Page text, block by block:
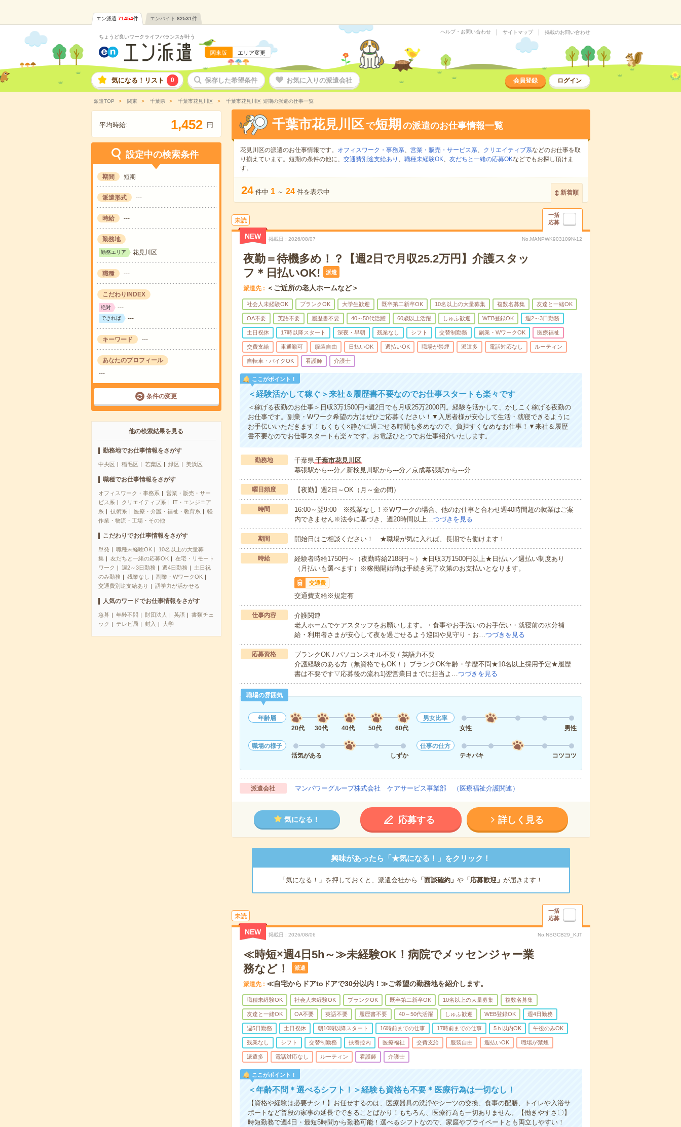
エン派遣 71454件 エンバイト 82531件
ちょうど良いワークライフバランスが叶う
関東版 エリア変更
ヘルプ・お問い合わせ サイトマップ 掲載のお問い合わせ
気になる！リスト 0 保存した希望条件 お気に入りの派遣会社 会員登録 ログイン
派遣TOP 関東 千葉県 千葉市花見川区 千葉市花見川区 短期の派遣の仕事一覧
平均時給: 1,452 円
設定中の検索条件
期間 短期
派遣形式 ---
時給 ---
勤務地
勤務エリア 花見川区
職種 ---
こだわりINDEX
絶対 ---
できれば ---
キーワード ---
あなたのプロフィール
---
条件の変更
他の検索結果を見る
勤務地でお仕事情報をさがす
中央区 稲毛区 若葉区 緑区 美浜区
職種でお仕事情報をさがす
オフィスワーク・事務系
営業・販売・サー
ビス系
クリエイティブ系
IT・エンジニア
系
技術系 医療・介護・福祉・教育系
軽
作業・物流・工場・その他
こだわりでお仕事情報をさがす
単発 職種未経験OK
10名以上の大量募
集
友だちと一緒の応募OK
在宅・リモート
ワーク
週2～3日勤務 週4日勤務
土日祝
のみ勤務
残業なし
副業・WワークOK
交通費別途支給あり
語学力が活かせる
人気のワードでお仕事情報をさがす
急募 年齢不問 財団法人 英語
書類チェ
ック
テレビ局 封入 大学
千葉市花見川区 で短期 の派遣のお仕事情報一覧
花見川区の派遣のお仕事情報です。 オフィスワーク・事務系、 営業・販売・サービス系、 クリエイティブ系などのお仕事を取
り揃えています。短期の条件の他に、 交通費別途支給あり 、 職種未経験OK、 友だちと一緒の応募OKなどでもお探し頂けま
す。
24 件中 1 ～ 24 件を表示中 新着順
未読
一括
応募
NEW 掲載日 2026/08/07 No.MANPWK903109N-12
夜勤＝待機多め！？【週2日で月収25.2万円】介護スタッ
フ＊日払いOK!
派遣
派遣先 ＜ご近所の老人ホームなど＞
社会人未経験OK ブランクOK 大学生歓迎 既卒第二新卒OK 10名以上の大量募集 複数名募集 友達と一緒OK
OA不要 英語不要 履歴書不要 40～50代活躍 60歳以上活躍 しゅふ歓迎 WEB登録OK 週2～3日勤務
土日祝休 17時以降スタート 深夜・早朝 残業なし シフト 交替制勤務 副業・WワークOK 医療福祉
交費支給 車通勤可 服装自由 日払いOK 週払いOK 職場が禁煙 派遣多 電話対応なし ルーティン
自転車・バイクOK 看護師 介護士
ここがポイント！
＜経験活かして稼ぐ＞来社＆履歴書不要なのでお仕事スタートも楽々です
＜稼げる夜勤のお仕事＞日収3万1500円×週2日でも月収25万2000円。経験を活かして、かしこく稼げる夜勤の
お仕事です。副業・Wワーク希望の方はぜひご応募ください！▼入居者様が安心して生活・就寝できるように
お手伝いいただきます！もくもく×静かに過ごせる時間も多めなので、負担すくなめなお仕事！▼来社＆履歴
書不要なのでお仕事スタートも楽々です。お電話ひとつでお仕事紹介いたします。
勤務地 千葉県千葉市花見川区
幕張駅から---分／新検見川駅から---分／京成幕張駅から---分
曜日頻度 【夜勤】週2日～OK（月～金の間）
時間
16:00～翌9:00 ※残業なし！※Wワークの場合、他のお仕事と合わせ週40時間超の就業はご案
内できません※法令に基づき、週20時間以上…つづきを見る
期間 開始日はご相談ください！ ★職場が気に入れば、長期でも働けます！
時給
経験者時給1750円～（夜勤時給2188円～）★日収3万1500円以上★日払い／週払い制度あり
（月払いも選べます）※稼働開始時は手続き完了次第のお支払いとなります。
交通費
交通費支給※規定有
仕事内容
介護関連
老人ホームでケアスタッフをお願いします。・食事やお手洗いのお手伝い・就寝前の水分補
給・利用者さまが安心して夜を過ごせるよう巡回や見守り・お…つづきを見る
応募資格
ブランクOK / パソコンスキル不要 / 英語力不要
介護経験のある方（無資格でもOK！）ブランクOK年齢・学歴不問★10名以上採用予定★履歴
書は不要です▽応募後の流れ1)翌営業日までに担当よ…つづきを見る
職場の雰囲気
年齢層
20代
30代 40代 50代 60代
男女比率
女性
男性
職場の様子
活気がある
しずか
仕事の仕方
テキパキ
コツコツ
派遣会社 マンパワーグループ株式会社 ケアサービス事業部 （医療福祉介護関連）
気になる！ 応募する 詳しく見る
興味があったら「★気になる！」をクリック！
「気になる！」を押しておくと、派遣会社から 「面談確約」 や「応募歓迎」 が届きます！
未読
一括
応募
NEW 掲載日 2026/08/06 No.NSGCB29_KJT
≪時短×週4日5h～≫未経験OK！病院でメッセンジャー業
務など！
派遣
派遣先 ≪自宅からドアtoドアで30分以内！≫ご希望の勤務地を紹介します。
職種未経験OK 社会人未経験OK ブランクOK 既卒第二新卒OK 10名以上の大量募集 複数名募集
友達と一緒OK OA不要 英語不要 履歴書不要 40～50代活躍 しゅふ歓迎 WEB登録OK 週4日勤務
週5日勤務 土日祝休 朝10時以降スタート 16時前までの仕事 17時前までの仕事 5ｈ以内OK 午後のみOK
残業なし シフト 交替制勤務 扶養控内 医療福祉 交費支給 服装自由 週払いOK 職場が禁煙
派遣多 電話対応なし ルーティン 看護師 介護士
ここがポイント！
＜年齢不問＊選べるシフト！＞経験も資格も不要＊医療行為は一切なし！
【資格や経験は必要ナシ！】お任せするのは、医療器具の洗浄やシーツの交換、食事の配膳、トイレや入浴サ
ポートなど普段の家事の延長でできることばかり！もちろん、医療行為も一切ありません。【働きやすさ〇】
時短勤務で週4日・最短5時間から勤務可能！選べるシフトなので、家庭やプライベートとも両立しやすい！